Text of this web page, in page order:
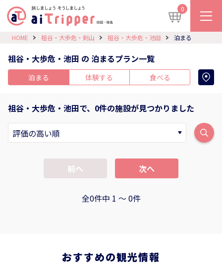
0
HOME 祖谷・大歩危・剣山 祖谷・大歩危・池田 泊まる
祖谷・大歩危・池田 の 泊まるプラン一覧
泊まる 体験する 食べる
祖谷・大歩危・池田で、0件の施設が見つかりました
前へ 次へ
全0件中 1 〜 0件
おすすめの観光情報